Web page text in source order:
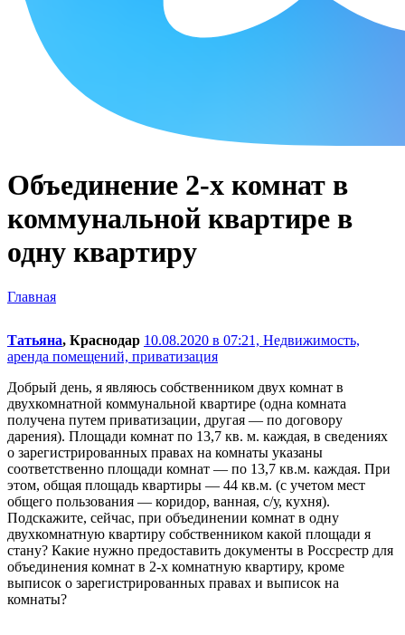
Объединение 2-х комнат в
коммунальной квартире в
одну квартиру
Главная
Татьяна, Краснодар 10.08.2020 в 07:21, Недвижимость,
аренда помещений, приватизация
Добрый день, я являюсь собственником двух комнат в
двухкомнатной коммунальной квартире (одна комната
получена путем приватизации, другая — по договору
дарения). Площади комнат по 13,7 кв. м. каждая, в сведениях
о зарегистрированных правах на комнаты указаны
соответственно площади комнат — по 13,7 кв.м. каждая. При
этом, общая площадь квартиры — 44 кв.м. (с учетом мест
общего пользования — коридор, ванная, с/у, кухня).
Подскажите, сейчас, при объединении комнат в одну
двухкомнатную квартиру собственником какой площади я
стану? Какие нужно предоставить документы в Россрестр для
объединения комнат в 2-х комнатную квартиру, кроме
выписок о зарегистрированных правах и выписок на
комнаты?